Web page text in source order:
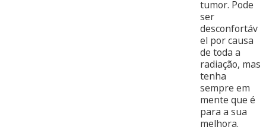
tumor. Pode
ser
desconfortáv
el por causa
de toda a
radiação, mas
tenha
sempre em
mente que é
para a sua
melhora.